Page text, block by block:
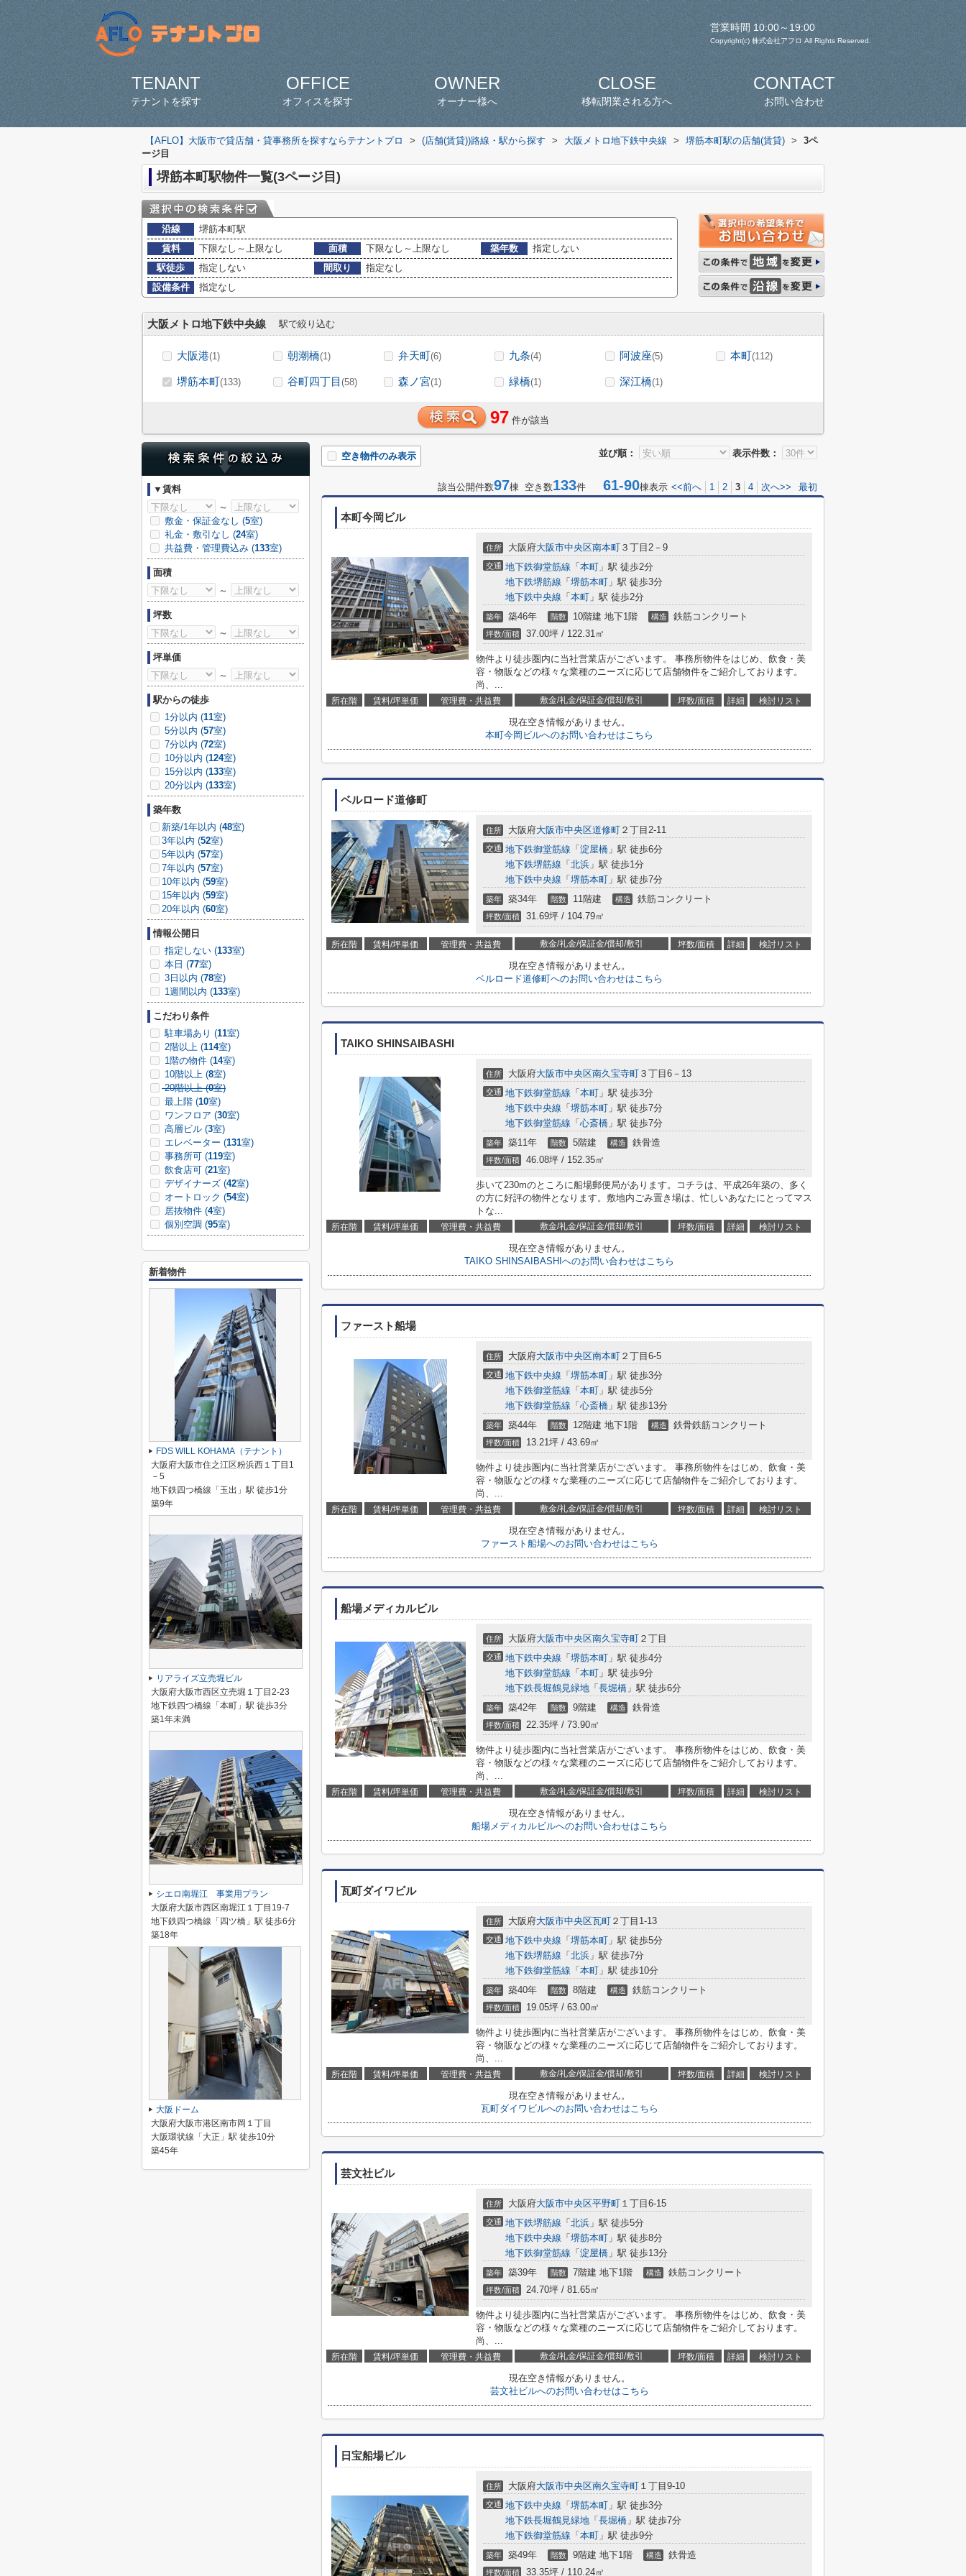
営業時間 10:00～19:00
Copyright(c) 株式会社アフロ All Rights Reserved.
TENANT
テナントを探す
OFFICE
オフィスを探す
OWNER
オーナー様へ
CLOSE
移転閉業される方へ
CONTACT
お問い合わせ
【AFLO】大阪市で貸店舗・貸事務所を探すならテナントプロ > (店舗(賃貸))路線・駅から探す > 大阪メトロ地下鉄中央線 > 堺筋本町駅の店舗(賃貸) >
3ペ
ージ目
堺筋本町駅物件一覧(3ページ目)
沿線
堺筋本町駅
賃料
下限なし～上限なし 面積 下限なし～上限なし 築年数
指定しない
駅徒歩
指定しない 間取り
指定なし
設備条件
指定なし
大阪メトロ地下鉄中央線 駅で絞り込む
大阪港(1) 朝潮橋(1) 弁天町(6) 九条(4) 阿波座(5) 本町(112)
堺筋本町(133) 谷町四丁目 (58) 森ノ宮(1) 緑橋(1) 深江橋(1)
97 件が該当
並び順： 表示件数：
空き物件のみ表示
該当公開件数97棟 空き数133件 61-90棟表示 <<前へ 1 2 3 4 次へ>> 最初
本町今岡ビル
住所 大阪府大阪市中央区南本町 ３丁目2－9
交通 地下鉄御堂筋線 「 本町 」駅 徒歩2分
地下鉄堺筋線 「 堺筋本町 」駅 徒歩3分
地下鉄中央線 「 本町 」駅 徒歩2分
築年 築46年 階数 10階建 地下1階 構造 鉄筋コンクリート
坪数/面積 37.00坪 / 122.31㎡
物件より徒歩圏内に当社営業店がございます。 事務所物件をはじめ、飲食・美
容・物販などの様々な業種のニーズに応じて店舗物件をご紹介しております。
尚、...
所在階 賃料/坪単価 管理費・共益費 敷金/礼金/保証金/償却/敷引 坪数/面積 詳細 検討リスト
現在空き情報がありません。
本町今岡ビルへのお問い合わせはこちら
ベルロード道修町
住所 大阪府大阪市中央区道修町 ２丁目2-11
交通 地下鉄御堂筋線 「 淀屋橋 」駅 徒歩6分
地下鉄堺筋線 「 北浜 」駅 徒歩1分
地下鉄中央線 「 堺筋本町 」駅 徒歩7分
築年 築34年 階数 11階建 構造 鉄筋コンクリート
坪数/面積 31.69坪 / 104.79㎡
所在階 賃料/坪単価 管理費・共益費 敷金/礼金/保証金/償却/敷引 坪数/面積 詳細 検討リスト
現在空き情報がありません。
ベルロード道修町へのお問い合わせはこちら
TAIKO SHINSAIBASHI
住所 大阪府大阪市中央区南久宝寺町 ３丁目6－13
交通 地下鉄御堂筋線 「 本町 」駅 徒歩3分
地下鉄中央線 「 堺筋本町 」駅 徒歩7分
地下鉄御堂筋線 「 心斎橋 」駅 徒歩7分
築年 築11年 階数 5階建 構造 鉄骨造
坪数/面積 46.08坪 / 152.35㎡
歩いて230mのところに船場郵便局があります。コチラは、平成26年築の、多く
の方に好評の物件となります。敷地内ごみ置き場は、忙しいあなたにとってマス
トな...
所在階 賃料/坪単価 管理費・共益費 敷金/礼金/保証金/償却/敷引 坪数/面積 詳細 検討リスト
現在空き情報がありません。
TAIKO SHINSAIBASHIへのお問い合わせはこちら
ファースト船場
住所 大阪府大阪市中央区南本町 ２丁目6-5
交通 地下鉄中央線 「 堺筋本町 」駅 徒歩3分
地下鉄御堂筋線 「 本町 」駅 徒歩5分
地下鉄御堂筋線 「 心斎橋 」駅 徒歩13分
築年 築44年 階数 12階建 地下1階 構造 鉄骨鉄筋コンクリート
坪数/面積 13.21坪 / 43.69㎡
物件より徒歩圏内に当社営業店がございます。 事務所物件をはじめ、飲食・美
容・物販などの様々な業種のニーズに応じて店舗物件をご紹介しております。
尚、...
所在階 賃料/坪単価 管理費・共益費 敷金/礼金/保証金/償却/敷引 坪数/面積 詳細 検討リスト
現在空き情報がありません。
ファースト船場へのお問い合わせはこちら
船場メディカルビル
住所 大阪府大阪市中央区南久宝寺町 ２丁目
交通 地下鉄中央線 「 堺筋本町 」駅 徒歩4分
地下鉄御堂筋線 「 本町 」駅 徒歩9分
地下鉄長堀鶴見緑地 「 長堀橋 」駅 徒歩6分
築年 築42年 階数 9階建 構造 鉄骨造
坪数/面積 22.35坪 / 73.90㎡
物件より徒歩圏内に当社営業店がございます。 事務所物件をはじめ、飲食・美
容・物販などの様々な業種のニーズに応じて店舗物件をご紹介しております。
尚、...
所在階 賃料/坪単価 管理費・共益費 敷金/礼金/保証金/償却/敷引 坪数/面積 詳細 検討リスト
現在空き情報がありません。
船場メディカルビルへのお問い合わせはこちら
瓦町ダイワビル
住所 大阪府大阪市中央区瓦町 ２丁目1-13
交通 地下鉄中央線 「 堺筋本町 」駅 徒歩5分
地下鉄堺筋線 「 北浜 」駅 徒歩7分
地下鉄御堂筋線 「 本町 」駅 徒歩10分
築年 築40年 階数 8階建 構造 鉄筋コンクリート
坪数/面積 19.05坪 / 63.00㎡
物件より徒歩圏内に当社営業店がございます。 事務所物件をはじめ、飲食・美
容・物販などの様々な業種のニーズに応じて店舗物件をご紹介しております。
尚、...
所在階 賃料/坪単価 管理費・共益費 敷金/礼金/保証金/償却/敷引 坪数/面積 詳細 検討リスト
現在空き情報がありません。
瓦町ダイワビルへのお問い合わせはこちら
芸文社ビル
住所 大阪府大阪市中央区平野町 １丁目6-15
交通 地下鉄堺筋線 「 北浜 」駅 徒歩5分
地下鉄中央線 「 堺筋本町 」駅 徒歩8分
地下鉄御堂筋線 「 淀屋橋 」駅 徒歩13分
築年 築39年 階数 7階建 地下1階 構造 鉄筋コンクリート
坪数/面積 24.70坪 / 81.65㎡
物件より徒歩圏内に当社営業店がございます。 事務所物件をはじめ、飲食・美
容・物販などの様々な業種のニーズに応じて店舗物件をご紹介しております。
尚、...
所在階 賃料/坪単価 管理費・共益費 敷金/礼金/保証金/償却/敷引 坪数/面積 詳細 検討リスト
現在空き情報がありません。
芸文社ビルへのお問い合わせはこちら
日宝船場ビル
住所 大阪府大阪市中央区南久宝寺町 １丁目9-10
交通 地下鉄中央線 「 堺筋本町 」駅 徒歩3分
地下鉄長堀鶴見緑地 「 長堀橋 」駅 徒歩7分
地下鉄御堂筋線 「 本町 」駅 徒歩9分
築年 築49年 階数 9階建 地下1階 構造 鉄骨造
坪数/面積 33.35坪 / 110.24㎡
▼賃料
～
敷金・保証金なし (5室)
礼金・敷引なし (24室)
共益費・管理費込み (133室)
面積
～
坪数
～
坪単価
～
駅からの徒歩
1分以内 (11室)
5分以内 (57室)
7分以内 (72室)
10分以内 (124室)
15分以内 (133室)
20分以内 (133室)
築年数
新築/1年以内 (48室)
3年以内 (52室)
5年以内 (57室)
7年以内 (57室)
10年以内 (59室)
15年以内 (59室)
20年以内 (60室)
情報公開日
指定しない (133室)
本日 (77室)
3日以内 (78室)
1週間以内 (133室)
こだわり条件
駐車場あり (11室)
2階以上 (114室)
1階の物件 (14室)
10階以上 (8室)
20階以上 (0室)
最上階 (10室)
ワンフロア (30室)
高層ビル (3室)
エレベーター (131室)
事務所可 (119室)
飲食店可 (21室)
デザイナーズ (42室)
オートロック (54室)
居抜物件 (4室)
個別空調 (95室)
新着物件
FDS WILL KOHAMA（テナント）
大阪府大阪市住之江区粉浜西１丁目1
－5
地下鉄四つ橋線「玉出」駅 徒歩1分
築9年
リアライズ立売堀ビル
大阪府大阪市西区立売堀１丁目2-23
地下鉄四つ橋線「本町」駅 徒歩3分
築1年未満
シエロ南堀江 事業用プラン
大阪府大阪市西区南堀江１丁目19-7
地下鉄四つ橋線「四ツ橋」駅 徒歩6分
築18年
大阪ドーム
大阪府大阪市港区南市岡１丁目
大阪環状線「大正」駅 徒歩10分
築45年